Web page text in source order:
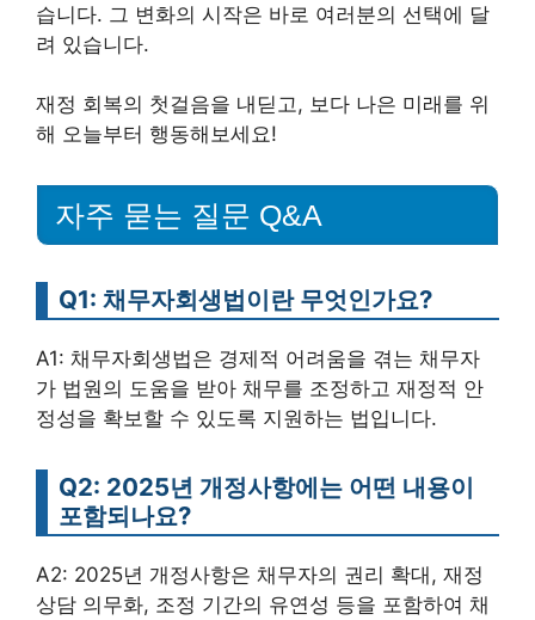
습니다. 그 변화의 시작은 바로 여러분의 선택에 달
려 있습니다.
재정 회복의 첫걸음을 내딛고, 보다 나은 미래를 위
해 오늘부터 행동해보세요!
자주 묻는 질문 Q&A
Q1: 채무자회생법이란 무엇인가요?
A1: 채무자회생법은 경제적 어려움을 겪는 채무자
가 법원의 도움을 받아 채무를 조정하고 재정적 안
정성을 확보할 수 있도록 지원하는 법입니다.
Q2: 2025년 개정사항에는 어떤 내용이
포함되나요?
A2: 2025년 개정사항은 채무자의 권리 확대, 재정
상담 의무화, 조정 기간의 유연성 등을 포함하여 채